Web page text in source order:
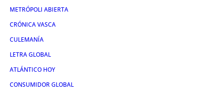
METRÓPOLI ABIERTA
CRÓNICA VASCA
CULEMANÍA
LETRA GLOBAL
ATLÁNTICO HOY
CONSUMIDOR GLOBAL